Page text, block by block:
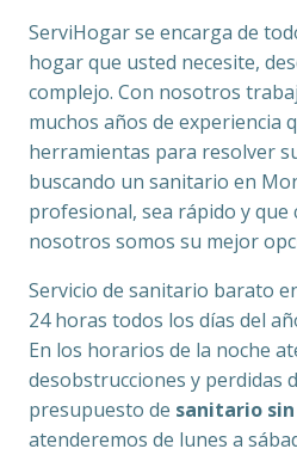
ServiHogar se encarga de
hogar que usted necesite,
complejo. Con nosotros
muchos años de experiencia
herramientas para resolver
buscando un sanitario en
profesional, sea rápido y que
nosotros somos su mejor
Servicio de sanitario barato
24 horas todos los días del
En los horarios de la noche
desobstrucciones y perdidas
presupuesto de sanitario
atenderemos de lunes a